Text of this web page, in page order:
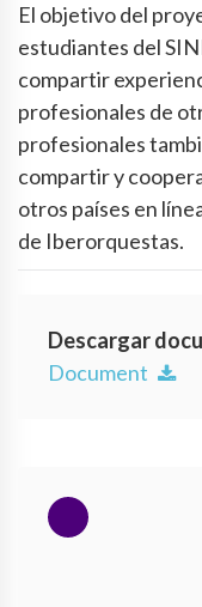
El objetivo del
estudiantes del
compartir
profesionales de
profesionales
compartir y
otros países en
de Iberorquestas.
Descargar
Document